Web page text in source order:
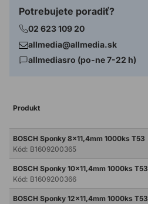
Potrebujete poradiť?
02 623 109 20
allmedia@allmedia.sk
allmediasro (po-ne 7-22 h)
Produkt
BOSCH Sponky 8x11,4mm 1000ks T53
Kód: B1609200365
BOSCH Sponky 10x11,4mm 1000ks T53
Kód: B1609200366
BOSCH Sponky 12x11,4mm 1000ks T53